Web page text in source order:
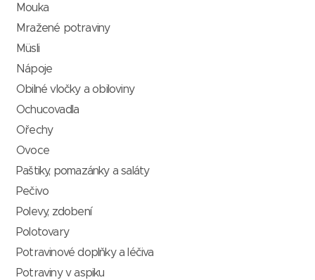
Mouka
Mražené potraviny
Müsli
Nápoje
Obilné vločky a obiloviny
Ochucovadla
Ořechy
Ovoce
Paštiky, pomazánky a saláty
Pečivo
Polevy, zdobení
Polotovary
Potravinové doplňky a léčiva
Potraviny v aspiku